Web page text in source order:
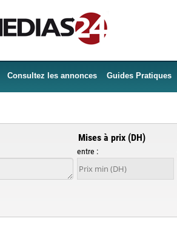
Consultez les annonces Guides Pratiques
Mises à prix (DH)
entre :